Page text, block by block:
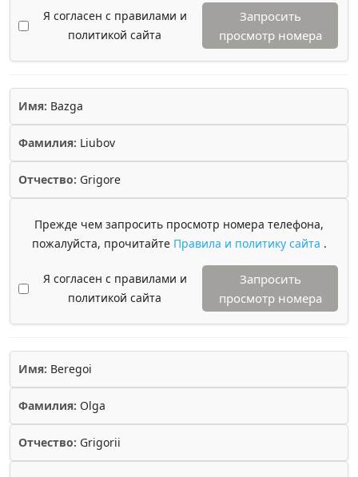
Я согласен с правилами и
политикой сайта
Запросить
просмотр номера
Имя: Bazga
Фамилия: Liubov
Отчество: Grigore
Прежде чем запросить просмотр номера телефона,
пожалуйста, прочитайте Правила и политику сайта .
Я согласен с правилами и
политикой сайта
Запросить
просмотр номера
Имя: Beregoi
Фамилия: Olga
Отчество: Grigorii